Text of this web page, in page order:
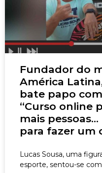
Fundador do
América
bate papo
“Curso online
mais
para fazer um
Lucas Sousa, uma
esporte, sentou-se